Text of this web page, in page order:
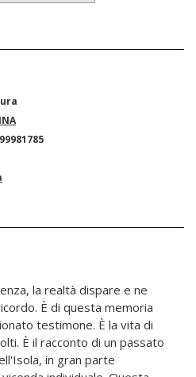
la realtà dispare e ne
È di questa memoria
testimone. È la vita di
È il racconto di un passato
in gran parte